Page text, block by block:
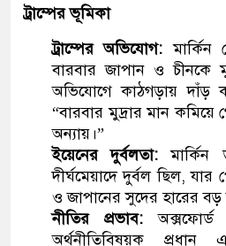
ট্রাম্পের ভূমিকা
ট্রাম্পের অভিযোগ: মার্কিন
বারবার জাপান ও চীনকে
অভিযোগে কাঠগড়ায় দাঁড়
“বারবার মুদ্রার মান কমিয়ে
অন্যায়।”
ইয়েনের দুর্বলতা:
দীর্ঘমেয়াদে দুর্বল ছিল, যার
ও জাপানের সুদের হারের বড়
নীতির প্রভাব: অক্সফোর্ড
অর্থনীতিবিষয়ক